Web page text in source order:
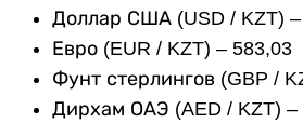
Доллар США (USD / KZT) –
Евро (EUR / KZT) – 583,03
Фунт стерлингов (GBP /
Дирхам ОАЭ (AED / KZT) –